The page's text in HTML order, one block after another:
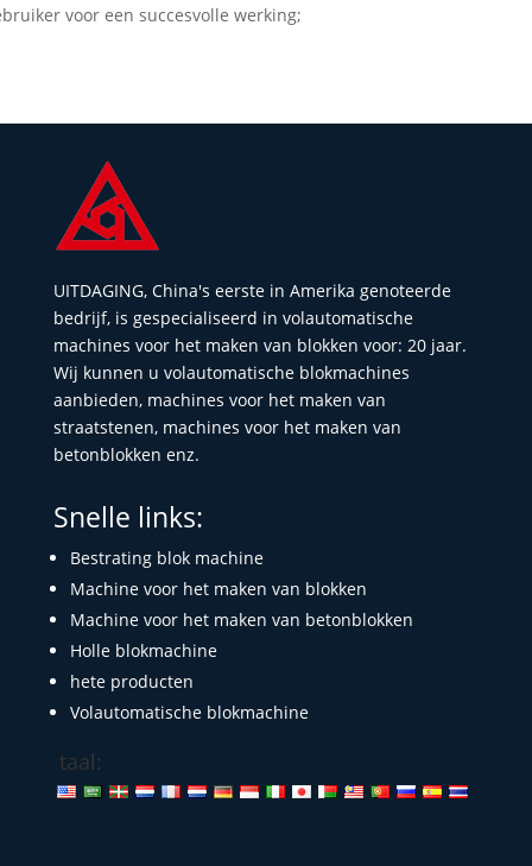
voor een succesvolle werking;
UITDAGING, China's eerste in Amerika genoteerde
bedrijf, is gespecialiseerd in volautomatische
machines voor het maken van blokken voor: 20 jaar.
Wij kunnen u volautomatische blokmachines
aanbieden, machines voor het maken van
straatstenen, machines voor het maken van
betonblokken enz.
Snelle links:
Bestrating blok machine
Machine voor het maken van blokken
Machine voor het maken van betonblokken
Holle blokmachine
hete producten
Volautomatische blokmachine
taal: